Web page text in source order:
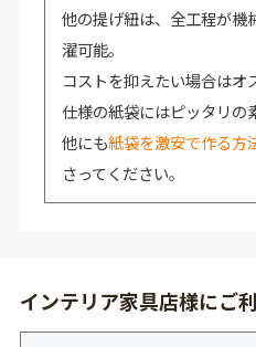
他の提げ紐は、全工程が機
濯可能。
コストを抑えたい場合は
仕様の紙袋にはピッタリの
他にも紙袋を激安で作る方
さってください。
インテリア家具店様にご